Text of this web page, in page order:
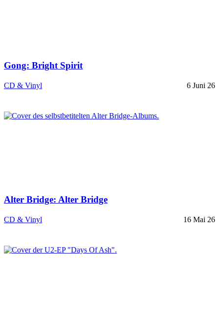
Gong: Bright Spirit
CD & Vinyl 6 Juni 26
Alter Bridge: Alter Bridge
CD & Vinyl 16 Mai 26